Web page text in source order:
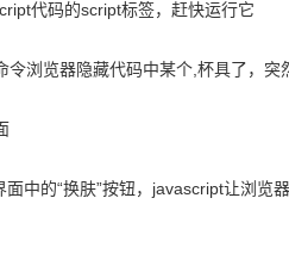
代码的script标签，赶快运行它
浏览器隐藏代码中某个,杯具了，
中的“换肤”按钮，javascript让浏览